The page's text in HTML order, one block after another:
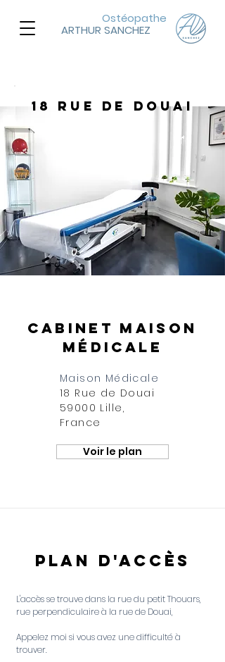
ARTHUR SANCHEZ
Ostéopathe
18 rue de douai
Cabinet maison
médicale
Maison Médicale
18 Rue de Douai
59000 Lille,
France
Voir le plan
plan d'accès
L'accès se trouve dans la rue du petit Thouars,
rue perpendiculaire à la rue de Douai,
Appelez moi si vous avez une difficulté à
trouver.